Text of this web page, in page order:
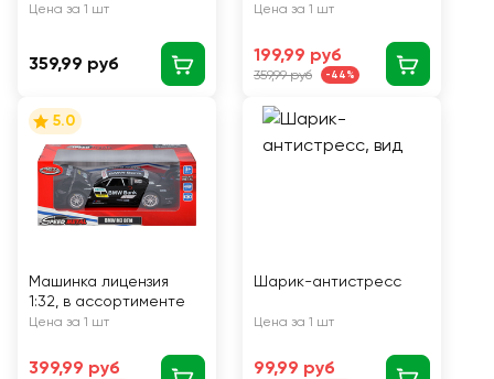
Цена за 1 шт
359,99 руб
Цена за 1 шт
199,99 руб
359,99 руб -44%
5.0
Машинка лицензия
1:32, в ассортименте
Цена за 1 шт
399,99 руб
Шарик-антистресс
Цена за 1 шт
99,99 руб